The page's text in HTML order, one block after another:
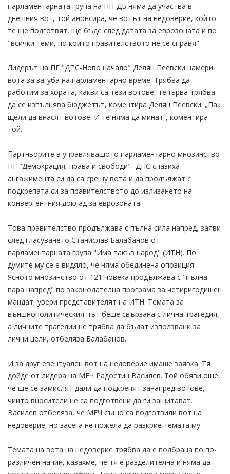
парламентарната група на ПП-ДБ няма да участва в
днешния вот, той анонсира, че вотът на недоверие, който
те ще подготвят, ще бъде след датата за еврозоната и по
"всички теми, по които правителството не се справя".
Лидерът на ПГ "ДПС-Ново начало" Делян Пеевски намери
вота за загуба на парламентарно време. Трябва да
работим за хората, какви са тези вотове, тепърва трябва
да се изпълнява бюджетът, коментира Делян Пеевски. „Пак
щели да внасят вотове. И те няма да минат“, коментира
той.
Партньорите в управляващото парламентарно мнозинство
ПГ "Демокрация, права и свободи"- ДПС спазиха
ангажимента си да са срещу вота и да продължат с
подкрепата си за правителството до излизането на
конвергентния доклад за еврозоната.
Това правителство продължава с пълна сила напред, заяви
след гласуването Станислав Балабанов от
парламентарната група "Има такъв народ" (ИТН). По
думите му се е видяло, че няма обединена опозиция.
Ясното мнозинство от 121 човека продължава с "пълна
пара напред" по законодателна програма за четиригодишен
мандат, увери представителят на ИТН. Темата за
външнополитическия път беше свързана с лична трагедия,
а личните трагедии не трябва да бъдат използвани за
лични цели, отбеляза Балабанов.
И за друг евентуален вот на недоверие имаше заявка. Тя
дойде от лидера на МЕЧ Радостин Василев. Той обяви още,
че ще се замислят дали да подкрепят занапред вотове,
чиито вносители не са подготвени да ги защитават.
Василев отбеляза, че МЕЧ също са подготвили вот на
недоверие, но засега не пожела да разкрие темата му.
Темата на вота на недоверие трябва да е подбрана по по-
различен начин, казахме, че тя е разделителна и няма да